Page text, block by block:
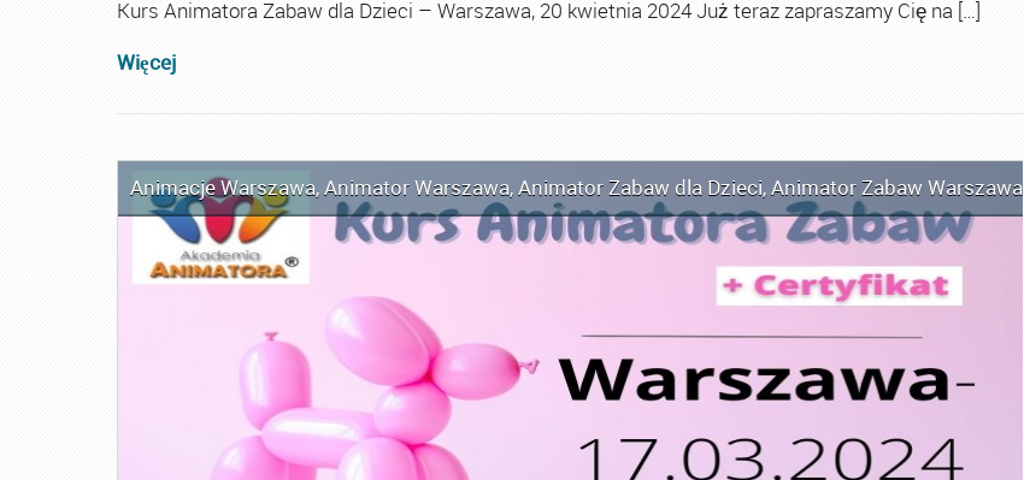
Kurs Animatora Zabaw dla Dzieci – Warszawa, 20 kwietnia 2024 Już teraz zapraszamy Cię na […]
Więcej
Animacje Warszawa,Animator Warszawa,Animator Zabaw dla Dzieci,Animator Zabaw Warszawa